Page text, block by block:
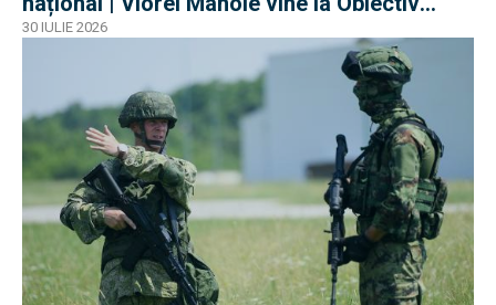
EuroAtlantic la DefenseRomania
30 IULIE 2026